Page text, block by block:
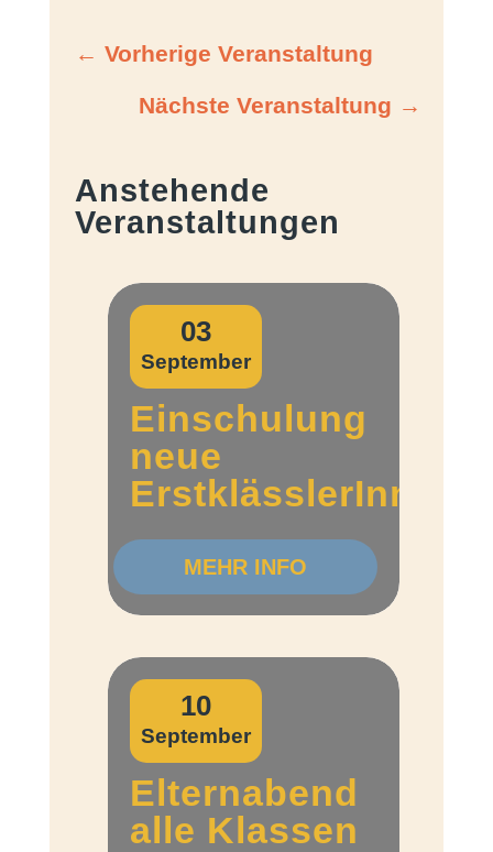
← Vorherige Veranstaltung
Nächste Veranstaltung →
Anstehende
Veranstaltungen
03
September
Einschulung
neue
ErstklässlerInnen
MEHR INFO
10
September
Elternabend
alle Klassen